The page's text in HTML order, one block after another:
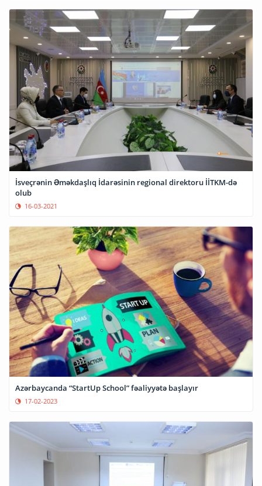
İsveçrənin Əməkdaşlıq İdarəsinin regional direktoru İİTKM-də
olub
16-03-2021
Azərbaycanda “StartUp School” fəaliyyətə başlayır
17-02-2023